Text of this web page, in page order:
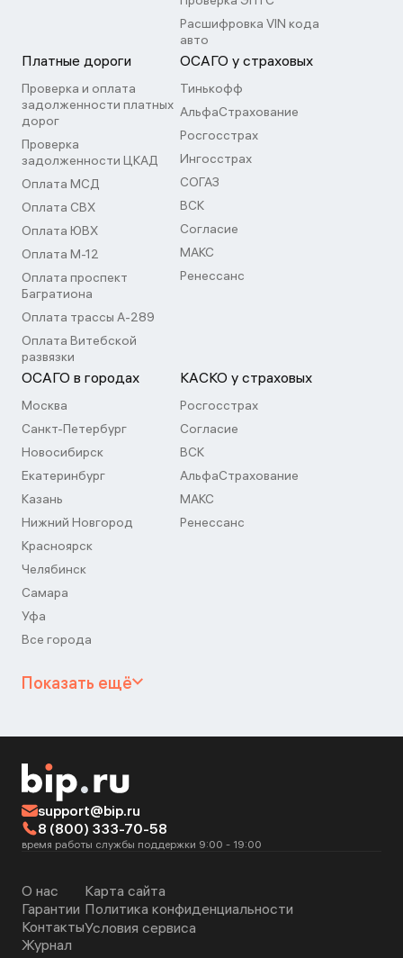
Расшифровка VIN кода
авто
Платные дороги
Проверка и оплата
задолженности платных
дорог
Проверка
задолженности ЦКАД
Оплата МСД
Оплата СВХ
Оплата ЮВХ
Оплата М-12
Оплата проспект
Багратиона
Оплата трассы А-289
Оплата Витебской
развязки
ОСАГО у страховых
Тинькофф
АльфаСтрахование
Росгосстрах
Ингосстрах
СОГАЗ
ВСК
Согласие
МАКС
Ренессанс
ОСАГО в городах
Москва
Санкт-Петербург
Новосибирск
Екатеринбург
Казань
Нижний Новгород
Красноярск
Челябинск
Самара
Уфа
Все города
КАСКО у страховых
Росгосстрах
Согласие
ВСК
АльфаСтрахование
МАКС
Ренессанс
Показать ещё
support@bip.ru
8 (800) 333-70-58
время работы службы поддержки 9:00 - 19:00
О нас
Гарантии
Контакты
Журнал
Карта сайта
Политика конфиденциальности
Условия сервиса